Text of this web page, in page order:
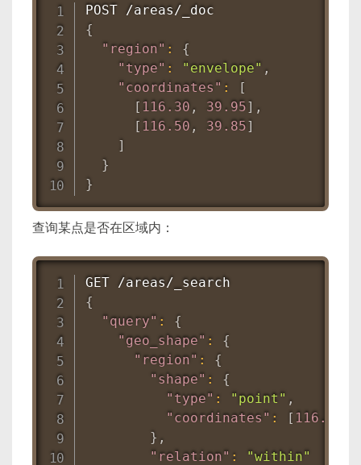
{
"region" :
{
"type" : "envelope" ,
"coordinates" :
[
[ 116.30 , 39.95] ,
[ 116.50 , 39.85]
]
}
}
查询某点是否在区域内：
{
"query" :
{
"geo_shape" :
{
"region" :
{
"shape" :
{
"type" : "point" ,
"coordinates" : [ 116.397
} ,
"relation" :
"within"